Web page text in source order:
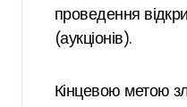
проведення
(аукціонів).
Кінцевою метою